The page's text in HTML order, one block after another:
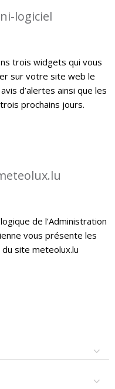
logiciel
trois widgets qui vous
sur votre site web le
d’alertes ainsi que les
prochains jours.
de l’Administration
vous présente les
site meteolux.lu